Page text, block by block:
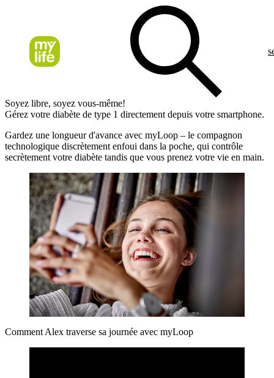
Soyez libre, soyez vous-même!
Gérez votre diabète de type 1 directement depuis votre smartphone.
Gardez une longueur d'avance avec myLoop – le compagnon
technologique discrètement enfoui dans la poche, qui contrôle
secrètement votre diabète tandis que vous prenez votre vie en main.
Comment Alex traverse sa journée avec myLoop